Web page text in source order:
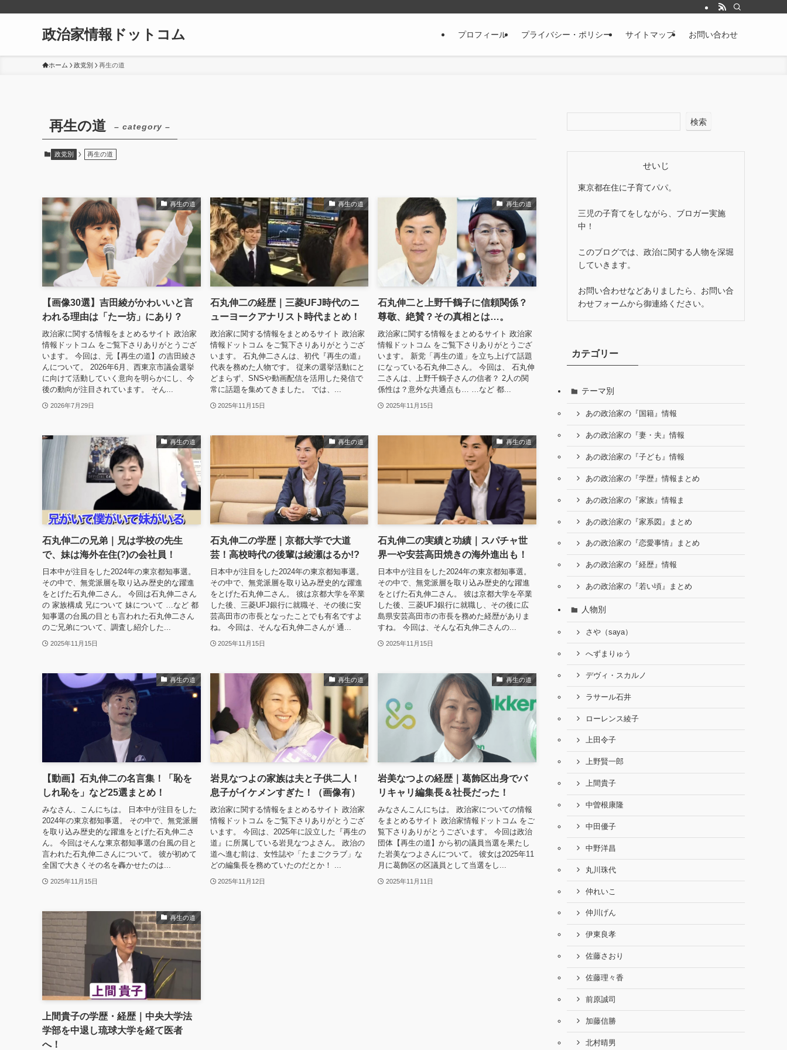
政治家情報ドットコム プロフィール プライバシー・ポリシー サイトマップ お問い合わせ
ホーム 政党別 再生の道
再生の道 – category –
政党別 再生の道
再生の道
【画像30選】吉田綾がかわいいと言
われる理由は「たー坊」にあり？
政治家に関する情報をまとめるサイト 政治家
情報ドットコム をご覧下さりありがとうござ
います。 今回は、元【再生の道】の吉田綾さ
んについて。 2026年6月、西東京市議会選挙
に向けて活動していく意向を明らかにし、今
後の動向が注目されています。 そん...
2026年7月29日
再生の道
石丸伸二の経歴｜三菱UFJ時代のニ
ューヨークアナリスト時代まとめ！
政治家に関する情報をまとめるサイト 政治家
情報ドットコム をご覧下さりありがとうござ
います。 石丸伸二さんは、初代『再生の道』
代表を務めた人物です。 従来の選挙活動にと
どまらず、SNSや動画配信を活用した発信で
常に話題を集めてきました。 では、...
2025年11月15日
再生の道
石丸伸二と上野千鶴子に信頼関係？
尊敬、絶賛？その真相とは…。
政治家に関する情報をまとめるサイト 政治家
情報ドットコム をご覧下さりありがとうござ
います。 新党「再生の道」を立ち上げて話題
になっている石丸伸二さん。 今回は、 石丸伸
二さんは、上野千鶴子さんの信者？ 2人の関
係性は？意外な共通点も… …など 都...
2025年11月15日
再生の道
石丸伸二の兄弟｜兄は学校の先生
で、妹は海外在住(?)の会社員！
日本中が注目をした2024年の東京都知事選。
その中で、無党派層を取り込み歴史的な躍進
をとげた石丸伸二さん。 今回は石丸伸二さん
の 家族構成 兄について 妹について …など 都
知事選の台風の目とも言われた石丸伸二さん
のご兄弟について、調査し紹介した...
2025年11月15日
再生の道
石丸伸二の学歴｜京都大学で大道
芸！高校時代の後輩は綾瀬はるか!?
日本中が注目をした2024年の東京都知事選。
その中で、無党派層を取り込み歴史的な躍進
をとげた石丸伸二さん。 彼は京都大学を卒業
した後、三菱UFJ銀行に就職そ、その後に安
芸高田市の市長となったことでも有名ですよ
ね。 今回は、そんな石丸伸二さんが 通...
2025年11月15日
再生の道
石丸伸二の実績と功績｜スパチャ世
界一や安芸高田焼きの海外進出も！
日本中が注目をした2024年の東京都知事選。
その中で、無党派層を取り込み歴史的な躍進
をとげた石丸伸二さん。 彼は京都大学を卒業
した後、三菱UFJ銀行に就職し、その後に広
島県安芸高田市の市長を務めた経歴がありま
すね。 今回は、そんな石丸伸二さんの...
2025年11月15日
再生の道
【動画】石丸伸二の名言集！「恥を
しれ恥を」など25選まとめ！
みなさん、こんにちは。 日本中が注目をした
2024年の東京都知事選。 その中で、無党派層
を取り込み歴史的な躍進をとげた石丸伸二さ
ん。 今回はそんな東京都知事選の台風の目と
言われた石丸伸二さんについて。 彼が初めて
全国で大きくその名を轟かせたのは...
2025年11月15日
再生の道
岩見なつよの家族は夫と子供二人！
息子がイケメンすぎた！（画像有）
政治家に関する情報をまとめるサイト 政治家
情報ドットコム をご覧下さりありがとうござ
います。 今回は、2025年に設立した『再生の
道』に所属している岩見なつよさん。 政治の
道へ進む前は、女性誌や「たまごクラブ」な
どの編集長を務めていたのだとか！ ...
2025年11月12日
再生の道
岩美なつよの経歴｜葛飾区出身でバ
リキャリ編集長＆社長だった！
みなさんこんにちは。 政治家についての情報
をまとめるサイト 政治家情報ドットコム をご
覧下さりありがとうございます。 今回は政治
団体【再生の道】から初の議員当選を果たし
た岩美なつよさんについて。 彼女は2025年11
月に葛飾区の区議員として当選をし...
2025年11月11日
再生の道
上間貴子の学歴・経歴｜中央大学法
学部を中退し琉球大学を経て医者
へ！
検索
せいじ
東京都在住に子育てパパ。
三児の子育てをしながら、ブロガー実施
中！
このブログでは、政治に関する人物を深堀
していきます。
お問い合わせなどありましたら、お問い合
わせフォームから御連絡ください。
カテゴリー
テーマ別
あの政治家の『国籍』情報
あの政治家の『妻・夫』情報
あの政治家の『子ども』情報
あの政治家の『学歴』情報まとめ
あの政治家の『家族』情報ま
あの政治家の『家系図』まとめ
あの政治家の『恋愛事情』まとめ
あの政治家の『経歴』情報
あの政治家の『若い頃』まとめ
人物別
さや（saya）
へずまりゅう
デヴィ・スカルノ
ラサール石井
ローレンス綾子
上田令子
上野賢一郎
上間貴子
中曽根康隆
中田優子
中野洋昌
丸川珠代
仲れいこ
仲川げん
伊東良孝
佐藤さおり
佐藤理々香
前原誠司
加藤信勝
北村晴男